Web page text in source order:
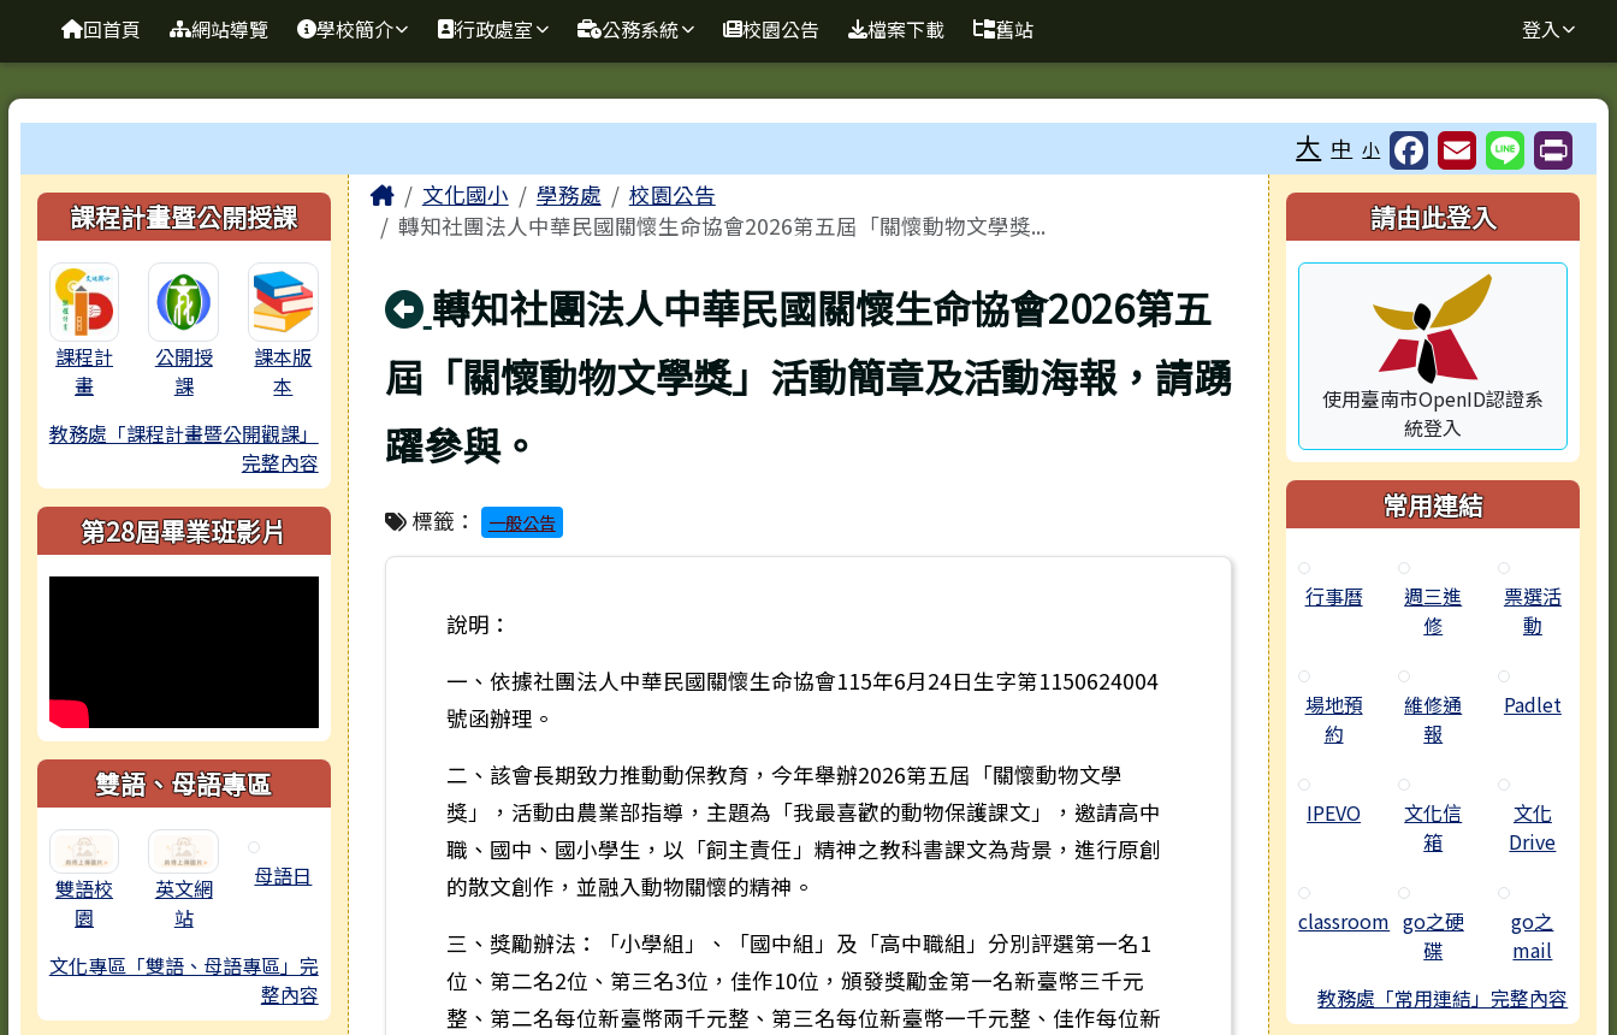
跳至主內容區
臺南市歸仁區文化國小全球資訊站
導覽列
回首頁 網站導覽 學校簡介 行政處室 公務系統 校園公告 檔案下載 舊站 登入
⏸
大 中 小
左邊區域內容
課程計畫暨公開授課
課程計
畫
公開授
課
課本版
本
教務處「課程計畫暨公開觀課」
完整內容
第28屆畢業班影片
雙語、母語專區
雙語校
園
英文網
站
母語日
文化專區「雙語、母語專區」完
整內容
主內容區域
Home文化國小 學務處
校園公告
轉知社團法人中華民國關懷生命協會2026第五屆「關懷動物文學獎...
回上頁
轉知社團法人中華民國關懷生命協會2026第五
屆「關懷動物文學獎」活動簡章及活動海報，請踴
躍參與。
標籤： 一般公告
說明：
一、依據社團法人中華民國關懷生命協會115年6月24日生字第1150624004
號函辦理。
二、該會長期致力推動動保教育，今年舉辦2026第五屆「關懷動物文學
獎」，活動由農業部指導，主題為「我最喜歡的動物保護課文」，邀請高中
職、國中、國小學生，以「飼主責任」精神之教科書課文為背景，進行原創
的散文創作，並融入動物關懷的精神。
三、獎勵辦法：「小學組」、「國中組」及「高中職組」分別評選第一名1
位、第二名2位、第三名3位，佳作10位，頒發獎勵金第一名新臺幣三千元
整、第二名每位新臺幣兩千元整、第三名每位新臺幣一千元整、佳作每位新
右邊區域內容
請由此登入
使用臺南市OpenID認證系
統登入
常用連結
行事曆
週三進
修
票選活
動
場地預
約
維修通
報
Padlet
IPEVO
文化信
箱
文化
Drive
classroom go之硬
碟
go之
mail
教務處「常用連結」完整內容
頁尾區域